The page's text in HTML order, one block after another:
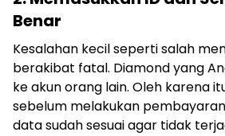
Benar
Kesalahan kecil seperti salah
berakibat fatal. Diamond yang
ke akun orang lain. Oleh karena
sebelum melakukan
data sudah sesuai agar tidak